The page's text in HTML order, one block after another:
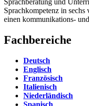
Sprachkompetenz in
einen kommunikations-
Fachbereiche
Deutsch
Englisch
Französisch
Italienisch
Niederländisch
Spanisch